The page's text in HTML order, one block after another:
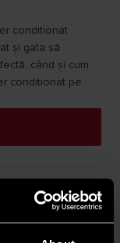
conditionat
și gata să
când și cum
conditionat pe
- confort mobil, tot
aer condiționat
interior optim.
eficientă. Designul